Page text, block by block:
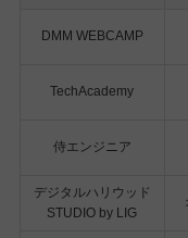
DMM WEBCAMP
TechAcademy
侍エンジニア
デジタルハリウッド
STUDIO by LIG